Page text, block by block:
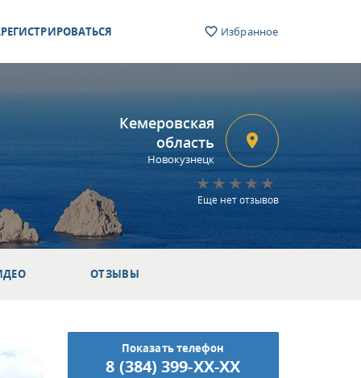
Избранное
Кемеровская
область
Новокузнецк
Еще нет отзывов
ОТЗЫВЫ
Показать телефон
8 (384) 399-XX-XX